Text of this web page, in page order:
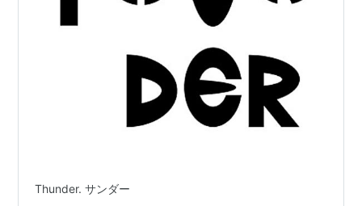
Thunder. サンダー